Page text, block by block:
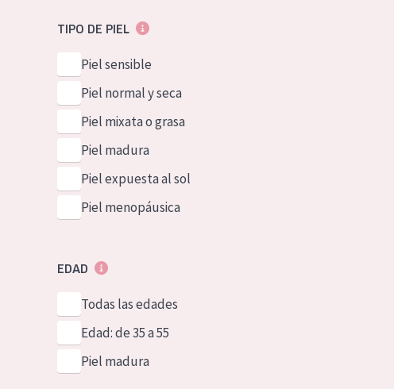
TIPO DE PIEL
Piel sensible
Piel normal y seca
Piel mixata o grasa
Piel madura
Piel expuesta al sol
Piel menopáusica
EDAD
Todas las edades
Edad: de 35 a 55
Piel madura